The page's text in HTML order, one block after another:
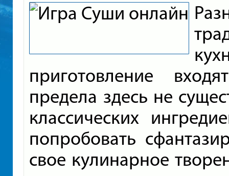
приготовление
предела здесь не
классических
попробовать
свое кулинарное